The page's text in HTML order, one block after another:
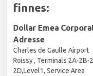
finnes:
Dollar Emea
Adresse
Charles de Gaulle Airport
Roissy , Terminals 2A-2B-
2D,Level1, Service Area